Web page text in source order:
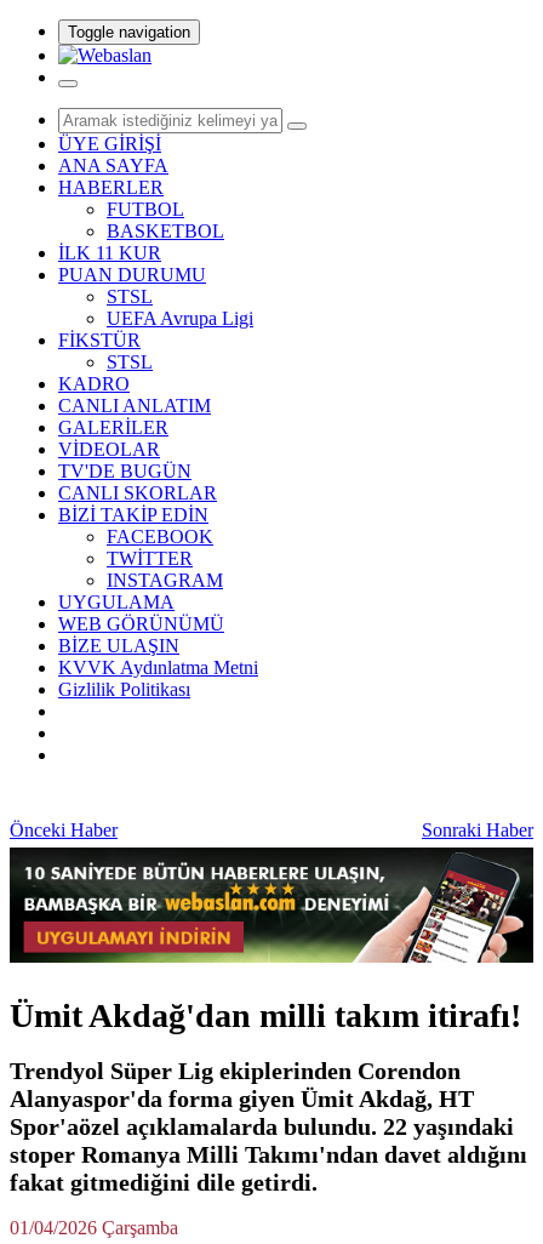
Toggle navigation
ÜYE GİRİŞİ
ANA SAYFA
HABERLER
FUTBOL
BASKETBOL
İLK 11 KUR
PUAN DURUMU
STSL
UEFA Avrupa Ligi
FİKSTÜR
STSL
KADRO
CANLI ANLATIM
GALERİLER
VİDEOLAR
TV'DE BUGÜN
CANLI SKORLAR
BİZİ TAKİP EDİN
FACEBOOK
TWİTTER
INSTAGRAM
UYGULAMA
WEB GÖRÜNÜMÜ
BİZE ULAŞIN
KVVK Aydınlatma Metni
Gizlilik Politikası
Önceki Haber Sonraki Haber
Ümit Akdağ'dan milli takım itirafı!
Trendyol Süper Lig ekiplerinden Corendon
Alanyaspor'da forma giyen Ümit Akdağ, HT
Spor'aözel açıklamalarda bulundu. 22 yaşındaki
stoper Romanya Milli Takımı'ndan davet aldığını
fakat gitmediğini dile getirdi.
01/04/2026 Çarşamba